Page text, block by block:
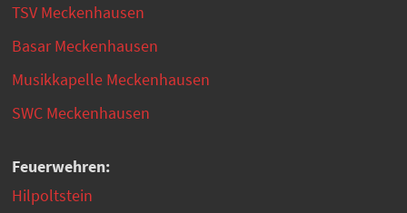
TSV Meckenhausen
Basar Meckenhausen
Musikkapelle Meckenhausen
SWC Meckenhausen
Feuerwehren:
Hilpoltstein